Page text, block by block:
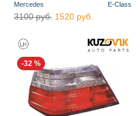
Mercedes E-Class
3100 руб. 1520 руб.
-32 %